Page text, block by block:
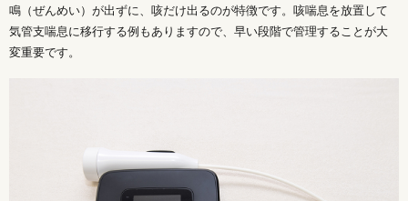
鳴（ぜんめい）が出ずに、咳だけ出るのが特徴です。咳喘息を放置して
気管支喘息に移行する例もありますので、早い段階で管理することが大
変重要です。